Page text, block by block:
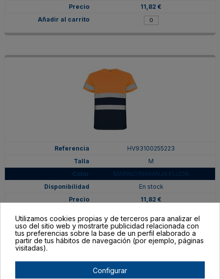
11,82 €
HV93100255223
M
MARINO/NARANJA FLUOR
En stock
11,82 €
Utilizamos cookies propias y de terceros para analizar el
uso del sitio web y mostrarte publicidad relacionada con
tus preferencias sobre la base de un perfil elaborado a
partir de tus hábitos de navegación (por ejemplo, páginas
visitadas).
Configurar